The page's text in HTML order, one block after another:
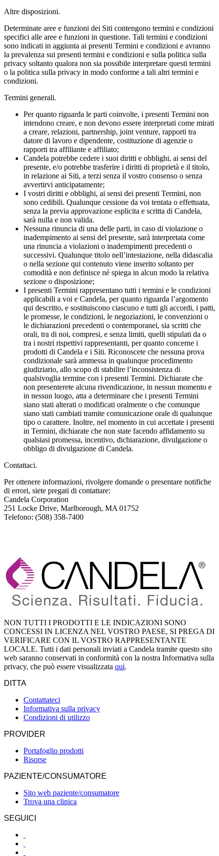
Altre disposizioni.
Determinate aree e funzioni dei Siti contengono termini e condizioni
specifici alle aree e funzioni in questione. Tali termini e condizioni
sono indicati in aggiunta ai presenti Termini e condizioni e avranno
la prevalenza sui presenti termini e condizioni e sulla politica sulla
privacy soltanto qualora non sia possibile interpretare questi termini
o la politica sulla privacy in modo conforme a tali altri termini e
condizioni.
Termini generali.
Per quanto riguarda le parti coinvolte, i presenti Termini non
intendono creare, e non devono essere interpretati come mirati
a creare, relazioni, partnership, joint venture, rapporti tra
datore di lavoro e dipendente, costituzione di agenzie o
rapporti tra affiliante e affiliato;
Candela potrebbe cedere i suoi diritti e obblighi, ai sensi del
presente, e/o potrebbe trasferire i diritti di proprietà e il titolo,
in relazione ai Siti, a terzi senza il vostro consenso o senza
avvertirvi anticipatamente;
I vostri diritti e obblighi, ai sensi dei presenti Termini, non
sono cedibili. Qualunque cessione da voi tentata o effettuata,
senza la previa approvazione esplicita e scritta di Candela,
sarà nulla e non valida.
Nessuna rinuncia di una delle parti, in caso di violazione o
inadempimento ai sensi del presente, sarà interpretata come
una rinuncia a violazioni o inadempimenti precedenti o
successivi. Qualunque titolo nell’intestazione, nella didascalia
o nella sezione qui contenuto viene inserito soltanto per
comodità e non definisce né spiega in alcun modo la relativa
sezione o disposizione;
I presenti Termini rappresentano tutti i termini e le condizioni
applicabili a voi e Candela, per quanto riguarda l’argomento
qui descritto, e sostituiscono ciascuno e tutti gli accordi, i patti,
le promesse, le condizioni, le negoziazioni, le convenzioni o
le dichiarazioni precedenti o contemporanei, sia scritti che
orali, tra di noi, compresi, e senza limiti, quelli stipulati da o
tra i nostri rispettivi rappresentanti, per quanto concerne i
prodotti di Candela e i Siti. Riconoscete che nessuna prova
condizionale sarà ammessa in qualunque procedimento
giudiziario, allo scopo di stabilire l’inconsistenza di
qualsivoglia termine con i presenti Termini. Dichiarate che
non presenterete alcuna rivendicazione, in nessun momento e
in nessun luogo, atta a determinare che i presenti Termini
siano stati alterati o modificati oralmente o che comunque
siano stati cambiati tramite comunicazione orale di qualunque
tipo o carattere. Inoltre, nel momento in cui accettate i presenti
in Termini, dichiarate che non state facendo affidamento su
qualsiasi promessa, incentivo, dichiarazione, divulgazione o
obbligo di divulgazione di Candela.
Contattaci.
Per ottenere informazioni, rivolgere domande o presentare notifiche
di errori, siete pregati di contattare:
Candela Corporation
251 Locke Drive, Marlborough, MA 01752
Telefono: (508) 358-7400
NON TUTTI I PRODOTTI E LE INDICAZIONI SONO
CONCESSI IN LICENZA NEL VOSTRO PAESE, SI PREGA DI
VERIFICARE CON IL VOSTRO RAPPRESENTANTE
LOCALE. Tutti i dati personali inviati a Candela tramite questo sito
web saranno conservati in conformità con la nostra Informativa sulla
privacy, che può essere visualizzata qui.
DITTA
Contattateci
Informativa sulla privacy
Condizioni di utilizzo
PROVIDER
Portafoglio prodotti
Risorse
PAZIENTE/CONSUMATORE
Sito web paziente/consumatore
Trova una clinica
SEGUICI